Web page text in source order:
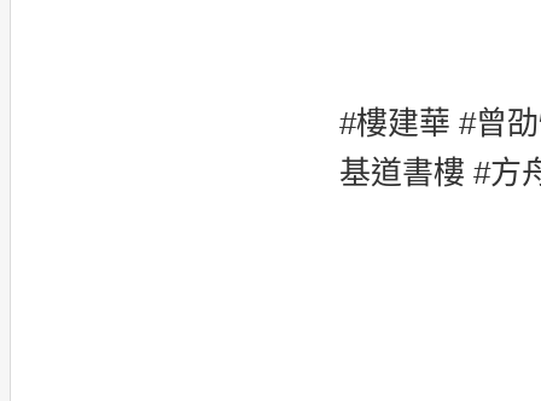
#樓建華 #曾
基道書樓 #方